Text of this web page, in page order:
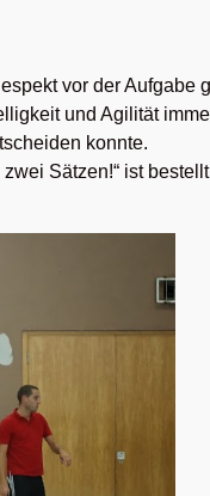
vor der Aufgabe
und Agilität
konnte.
Sätzen!“ ist